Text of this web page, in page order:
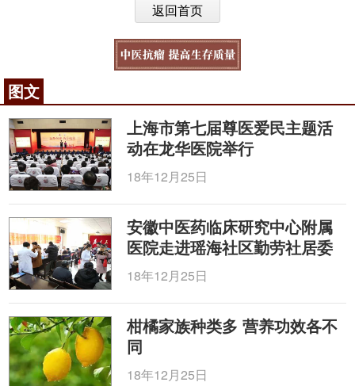
返回首页
图文
上海市第七届尊医爱民主题活
动在龙华医院举行
18年12月25日
安徽中医药临床研究中心附属
医院走进瑶海社区勤劳社居委
18年12月25日
柑橘家族种类多 营养功效各不
同
18年12月25日